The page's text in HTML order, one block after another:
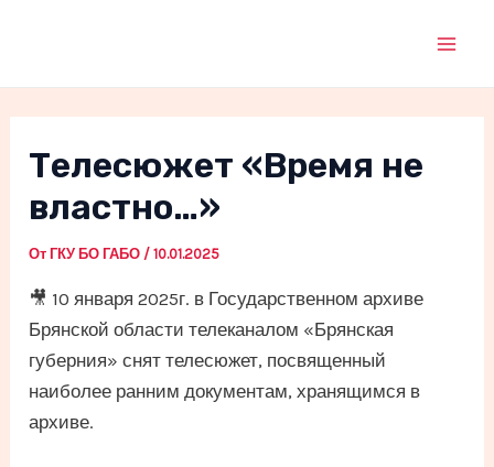
Телесюжет «Время не
властно…»
От ГКУ БО ГАБО /10.01.2025
🎥 10 января 2025г. в Государственном архиве
Брянской области телеканалом «Брянская
губерния» снят телесюжет, посвященный
наиболее ранним документам, хранящимся в
архиве.